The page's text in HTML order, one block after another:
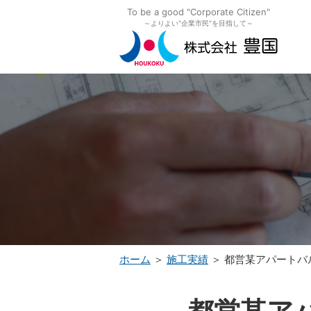
To be a good "Corporate Citizen"
～よりよい"企業市民"を目指して～
ホーム ＞ 施工実績 ＞ 都営某アパート